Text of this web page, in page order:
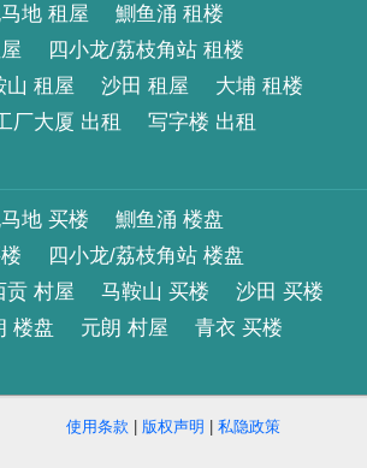
地 租屋
鰂鱼涌 租楼
四小龙/荔枝角站 租楼
山 租屋 沙田 租屋
大埔 租楼
厂大厦 出租
写字楼 出租
地 买楼
鰂鱼涌 楼盘
四小龙/荔枝角站 楼盘
贡 村屋 马鞍山 买楼
沙田 买楼
楼盘 元朗 村屋
青衣 买楼
使用条款 | 版权声明 | 私隐政策